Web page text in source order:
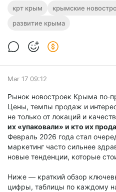
КРТ в Крыму без
сказал Минстрой -
вопросы
На форуме Александр
стройнадзор РК) ответил на
крт крым крымские
развитие крыма
Mar 17 09:12
Рынок новостроек Крыма
Цены, темпы продаж и
не только от локаций и
их «упаковали» и кто их
Февраль 2026 года стал
маркетинг часто сильнее
новые тенденции, которые
Ниже — краткий обзор
цифры, таблицы по каждому